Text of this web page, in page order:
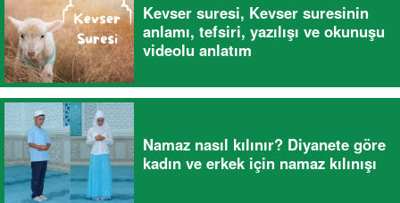
Kevser suresi, Kevser suresinin
anlamı, tefsiri, yazılışı ve okunuşu
videolu anlatım
Namaz nasıl kılınır? Diyanete göre
kadın ve erkek için namaz kılınışı